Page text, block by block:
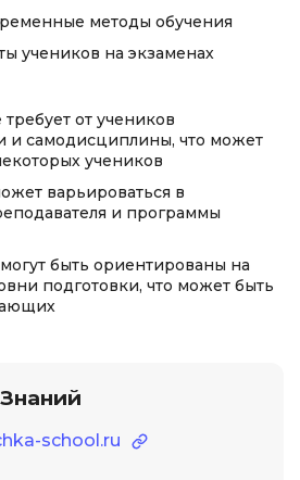
методы обучения
учеников на экзаменах
от учеников
и самодисциплины, что может
учеников
варьироваться в
и программы
быть ориентированы на
подготовки, что может быть
school.ru